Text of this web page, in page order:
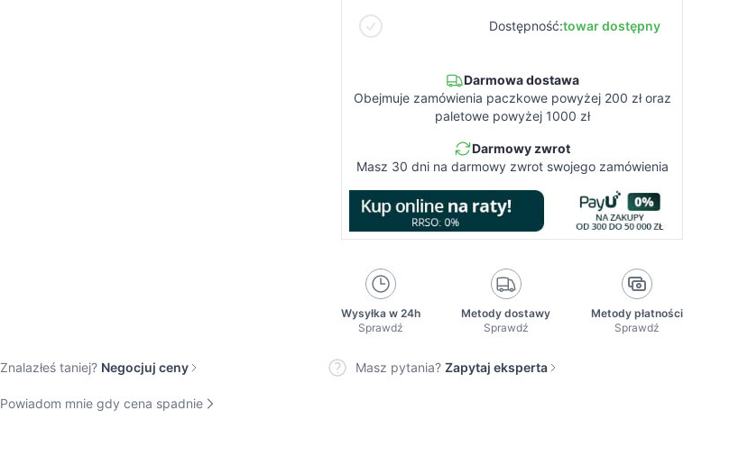
Dostępność:towar dostępny
Darmowa dostawa
Obejmuje zamówienia paczkowe powyżej 200 zł oraz
paletowe powyżej 1000 zł
Darmowy zwrot
Masz 30 dni na darmowy zwrot swojego zamówienia
Wysyłka w 24h
Sprawdź
Metody dostawy
Sprawdź
Metody płatności
Sprawdź
Znalazłeś taniej? Negocjuj ceny Masz pytania? Zapytaj eksperta
Powiadom mnie gdy cena spadnie